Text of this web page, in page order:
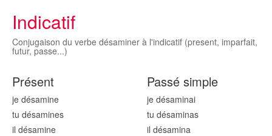
Indicatif
Conjugaison du verbe désaminer à l'indicatif (present, imparfait,
futur, passe...)
Présent
je désamine
tu désamines
il désamine
Passé simple
je désaminai
tu désaminas
il désamina